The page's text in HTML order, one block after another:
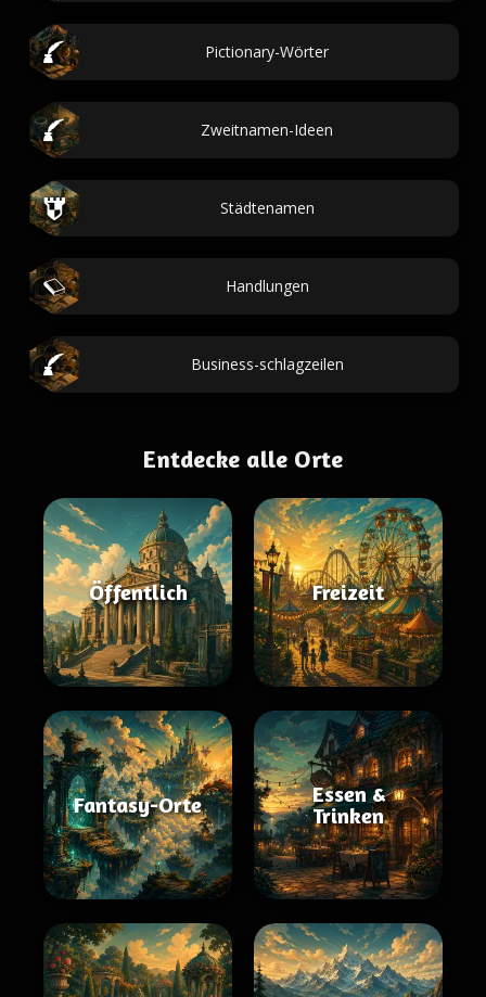
Pictionary-Wörter
Zweitnamen-Ideen
Städtenamen
Handlungen
Business-schlagzeilen
Entdecke alle Orte
Öffentlich Freizeit
Fantasy-Orte
Essen &
Trinken